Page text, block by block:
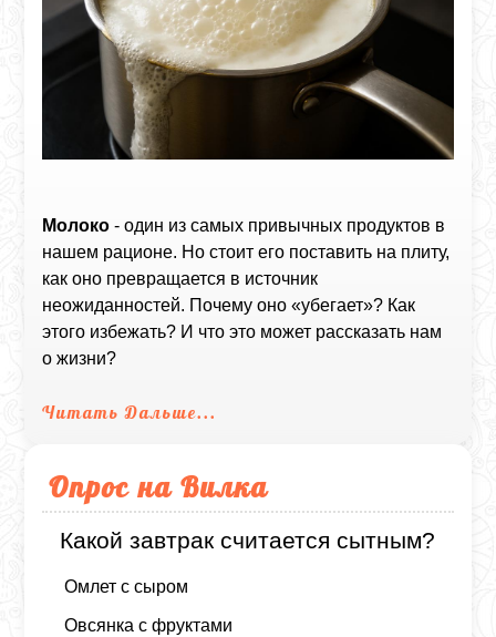
Молоко - один из самых привычных продуктов в
нашем рационе. Но стоит его поставить на плиту,
как оно превращается в источник
неожиданностей. Почему оно «убегает»? Как
этого избежать? И что это может рассказать нам
о жизни?
Читать Дальше...
Опрос на Вилка
Какой завтрак считается сытным?
Омлет с сыром
Овсянка с фруктами